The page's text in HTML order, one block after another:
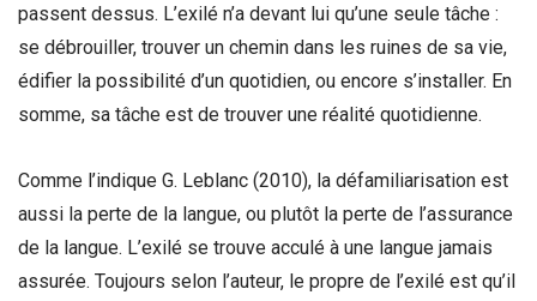
passent dessus. L’exilé n’a devant lui qu’une seule tâche :
se débrouiller, trouver un chemin dans les ruines de sa vie,
édifier la possibilité d’un quotidien, ou encore s’installer. En
somme, sa tâche est de trouver une réalité quotidienne.
Comme l’indique G. Leblanc (2010), la défamiliarisation est
aussi la perte de la langue, ou plutôt la perte de l’assurance
de la langue. L’exilé se trouve acculé à une langue jamais
assurée. Toujours selon l’auteur, le propre de l’exilé est qu’il